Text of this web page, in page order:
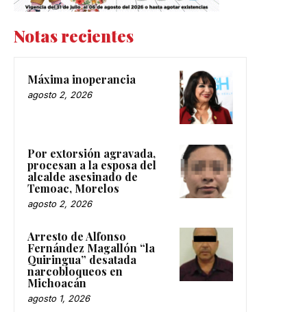
Notas recientes
Máxima inoperancia
agosto 2, 2026
Por extorsión agravada,
procesan a la esposa del
alcalde asesinado de
Temoac, Morelos
agosto 2, 2026
Arresto de Alfonso
Fernández Magallón “la
Quiringua” desatada
narcobloqueos en
Michoacán
agosto 1, 2026